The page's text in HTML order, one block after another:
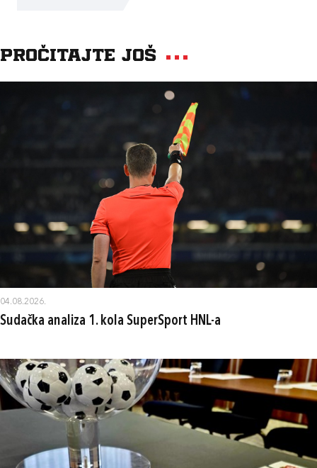
Pročitajte još
04.08.2026.
Sudačka analiza 1. kola SuperSport HNL-a